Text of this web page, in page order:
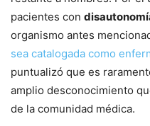
pacientes con
organismo antes
sea catalogada como
puntualizó que es
amplio desconocimiento
de la comunidad médica.